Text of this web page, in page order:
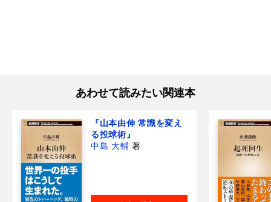
あわせて読みたい関連本
『山本由伸 常識を変え
る投球術』
中島 大輔 著